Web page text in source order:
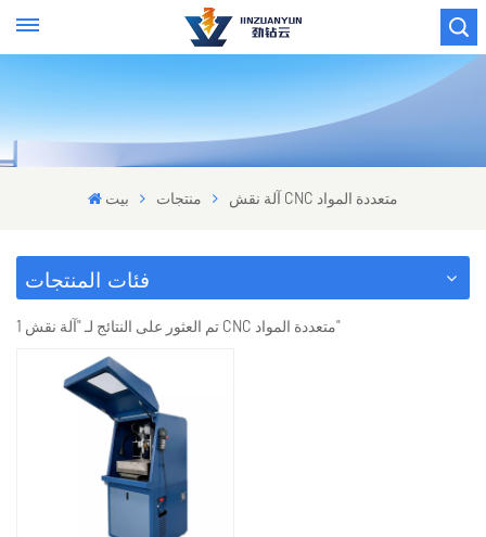
بيت منتجات آلة نقش CNC متعددة المواد
فئات المنتجات
1 تم العثور على النتائج لـ "آلة نقش CNC متعددة المواد"